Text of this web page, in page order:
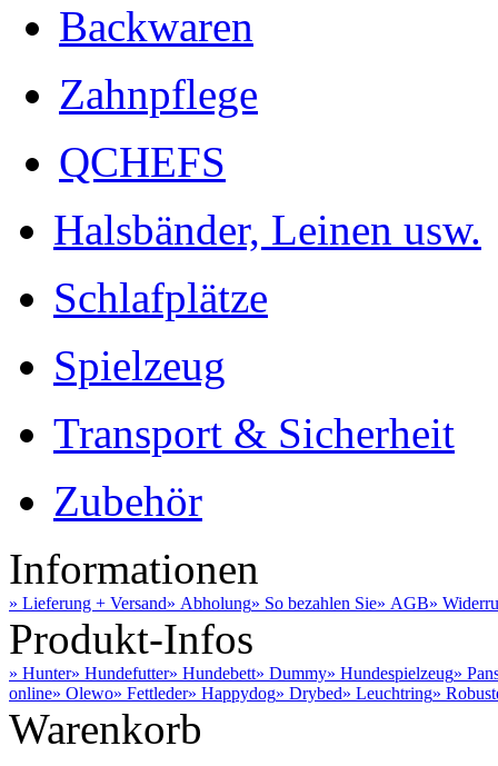
Backwaren
Zahnpflege
QCHEFS
Halsbänder, Leinen usw.
Schlafplätze
Spielzeug
Transport & Sicherheit
Zubehör
Informationen
» Lieferung + Versand» Abholung» So bezahlen Sie» AGB»
Produkt-Infos
» Hunter» Hundefutter» Hundebett» Dummy» Hundespielzeug»
online» Olewo» Fettleder» Happydog» Drybed» Leuchtring»
Warenkorb